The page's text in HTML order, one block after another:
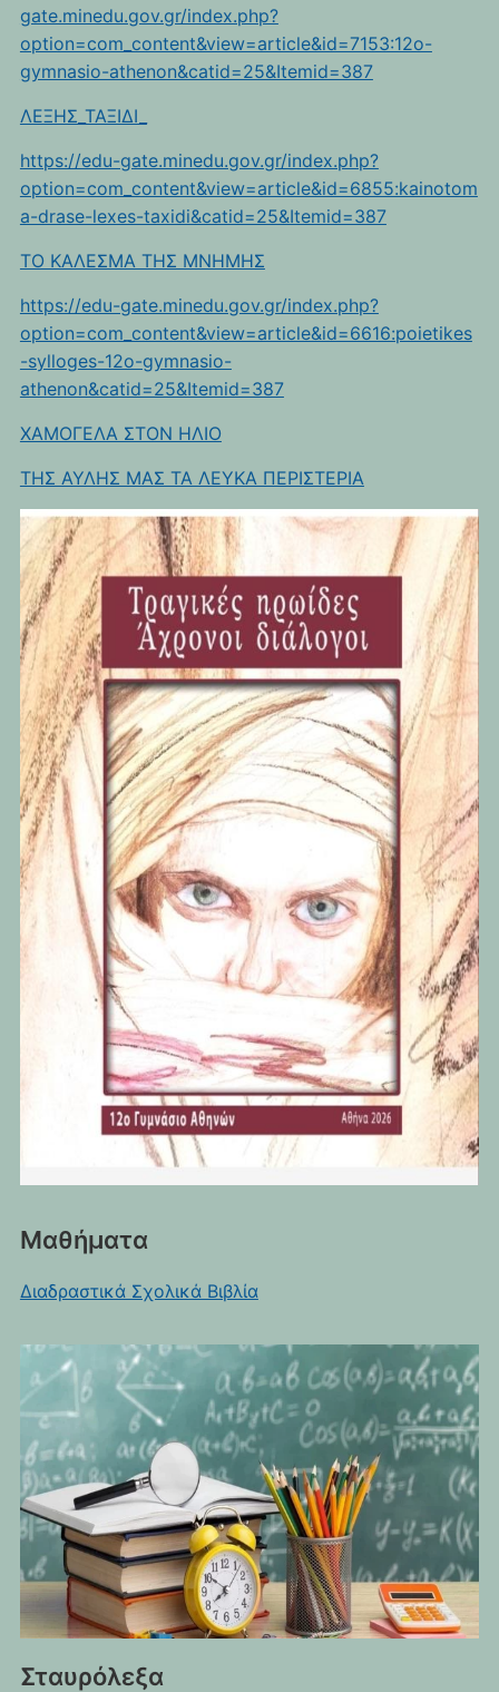
gate.minedu.gov.gr/index.php?
option=com_content&view=article&id=7153:12o-
gymnasio-athenon&catid=25&Itemid=387
ΛΕΞΗΣ_ΤΑΞΙΔΙ_
https://edu-gate.minedu.gov.gr/index.php?
option=com_content&view=article&id=6855:kainotom
a-drase-lexes-taxidi&catid=25&Itemid=387
TO KAΛEΣΜΑ ΤΗΣ ΜΝΗΜΗΣ
https://edu-gate.minedu.gov.gr/index.php?
option=com_content&view=article&id=6616:poietikes
-sylloges-12o-gymnasio-
athenon&catid=25&Itemid=387
ΧΑΜΟΓΕΛΑ ΣΤΟΝ ΗΛΙΟ
ΤΗΣ ΑΥΛΗΣ ΜΑΣ ΤΑ ΛΕΥΚΑ ΠΕΡΙΣΤΕΡΙΑ
Μαθήματα
Διαδραστικά Σχολικά Βιβλία
Σταυρόλεξα